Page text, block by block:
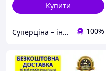
Купити
Суперціна – інтернет-магазин: supertsena.com.ua 100%